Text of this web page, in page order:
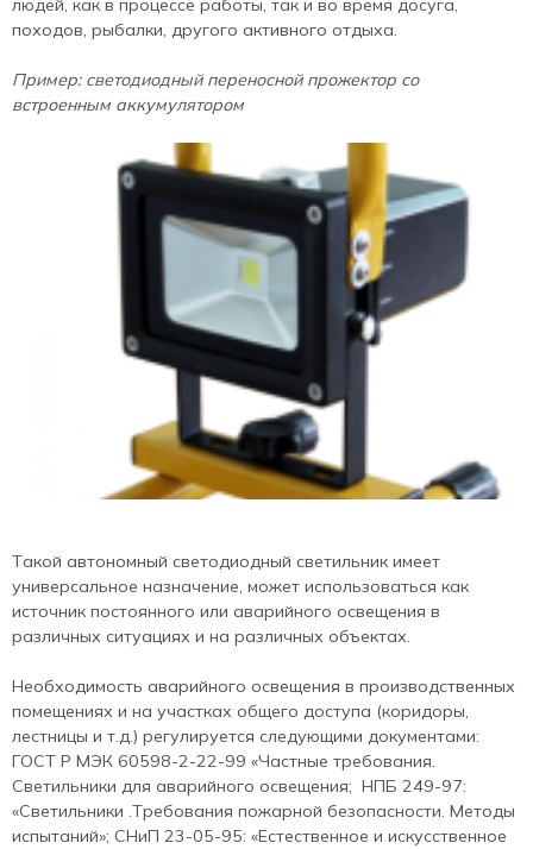
людей, как в процессе работы, так и во время досуга,
походов, рыбалки, другого активного отдыха.
Пример: светодиодный переносной прожектор со
встроенным аккумулятором
Такой автономный светодиодный светильник имеет
универсальное назначение, может использоваться как
источник постоянного или аварийного освещения в
различных ситуациях и на различных объектах.
Необходимость аварийного освещения в производственных
помещениях и на участках общего доступа (коридоры,
лестницы и т.д.) регулируется следующими документами:
ГОСТ Р МЭК 60598-2-22-99 «Частные требования.
Светильники для аварийного освещения; НПБ 249-97:
«Светильники .Требования пожарной безопасности. Методы
испытаний»; СНиП 23-05-95: «Естественное и искусственное